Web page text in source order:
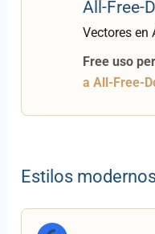
All-Free-
Vectores en
Free uso
a All-Free-
Estilos